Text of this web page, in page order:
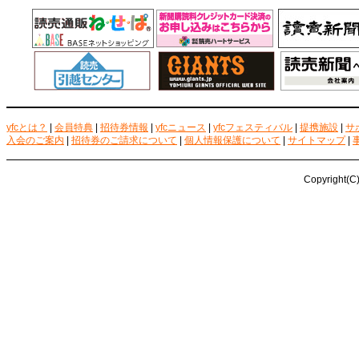
yfcとは？ 会員特典 招待券情報 yfcニュース yfcフェスティバル 提携施設
サ
入会のご案内
招待券のご請求について 個人情報保護について サイトマップ|